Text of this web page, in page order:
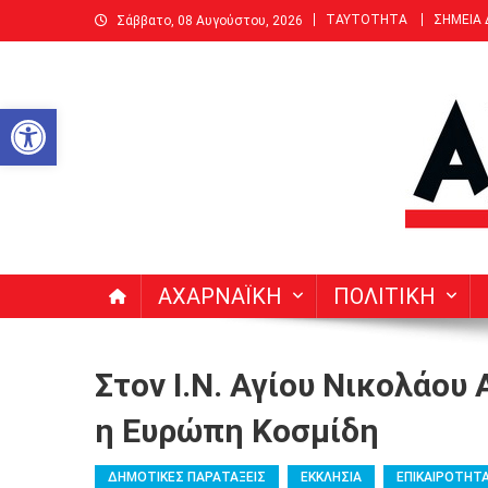
Ανοίξτε τη γραμμή εργαλείων
Μεταπηδήστε
στο
Σάββατο, 08 Αυγούστου, 2026 ΤΑΥΤΟΤΗΤΑ ΣΗΜΕΙΑ
ΑΧΑΡΝΑΪΚΗ ΠΟΛΙΤΙΚΗ
Στον Ι.Ν. Αγίου
η Ευρώπη Κοσμίδη
ΔΗΜΟΤΙΚΕΣ ΠΑΡΑΤΑΞΕΙΣ ΕΚΚΛΗΣΙΑ